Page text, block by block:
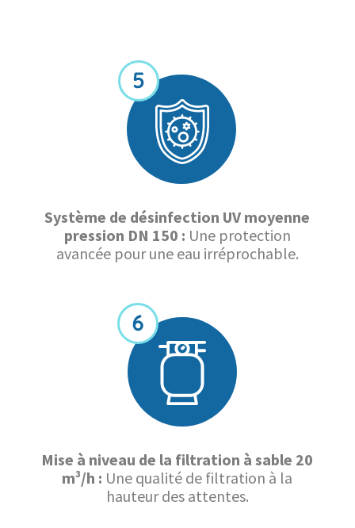
Système de désinfection UV moyenne
pression DN 150 : Une protection
avancée pour une eau irréprochable.
Mise à niveau de la filtration à sable 20
m³/h : Une qualité de filtration à la
hauteur des attentes.